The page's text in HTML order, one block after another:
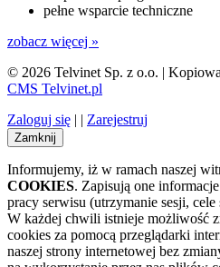
pełne wsparcie techniczne
zobacz więcej »
© 2026 Telvinet Sp. z o.o. |
CMS Telvinet.pl
Zaloguj się | | Zarejestruj
Zamknij
Informujemy, iż w ramach naszej
COOKIES. Zapisują one
pracy serwisu (utrzymanie sesji,
W każdej chwili istnieje możliwość
cookies za pomocą przeglądarki
naszej strony internetowej bez